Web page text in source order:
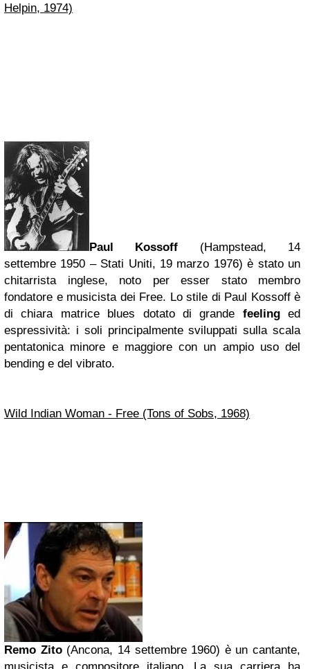
Helpin, 1974)
Paul Kossoff (Hampstead, 14
settembre 1950 – Stati Uniti, 19 marzo 1976) è stato un
chitarrista inglese, noto per esser stato membro
fondatore e musicista dei Free. Lo stile di Paul Kossoff è
di chiara matrice blues dotato di grande feelinged
espressività: i soli principalmente sviluppati sulla scala
pentatonica minore e maggiore con un ampio uso del
bending e del vibrato.
Wild Indian Woman - Free (Tons of Sobs, 1968)
Remo Zito(Ancona, 14 settembre 1960) è un cantante,